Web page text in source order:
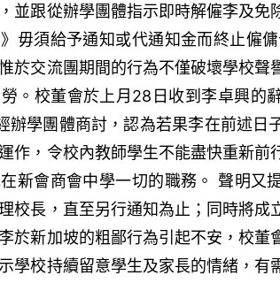
並跟從辦學團體指示即時解僱李及免
毋須給予通知或代通知金而終止僱
於交流團期間的行為不僅破壞學校聲
。校董會於上月28日收到李卓興的
辦學團體商討，認為若果李在前述日
作，令校內教師學生不能盡快重新前
新會商會中學一切的職務。 聲明又
校長，直至另行通知為止；同時將成
於新加坡的粗鄙行為引起不安，校董
學校持續留意學生及家長的情緒，有